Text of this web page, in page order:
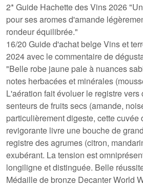
2* Guide Hachette des Vins 2026
pour ses aromes d'amande
rondeur équilibrée."
16/20 Guide d'achat belge Vins et
2024 avec le commentaire de
"Belle robe jaune pale à nuances
notes herbacées et minérales
L'aération fait évoluer le registre vers
senteurs de fruits secs (amande,
particulièrement digeste, cette cuvée
revigorante livre une bouche de
registre des agrumes (citron,
exubérant. La tension est
longiligne et distinguée. Belle
Médaille de bronze Decanter World